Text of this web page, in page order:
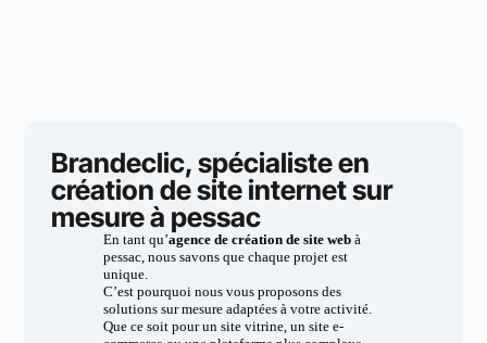
Brandeclic, spécialiste en
création de site internet sur
mesure à pessac
En tant qu’agence de création de site webà
pessac, nous savons que chaque projet est
unique.
C’est pourquoi nous vous proposons des
solutions sur mesure adaptées à votre activité.
Que ce soit pour un site vitrine, un site e-